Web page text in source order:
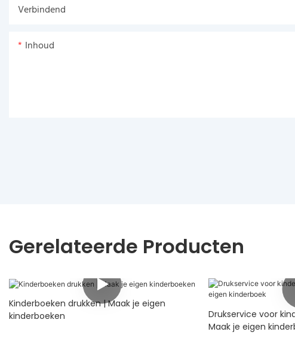
Verbindend
Inhoud
Gerelateerde Producten
Kinderboeken drukken | Maak je eigen
kinderboeken
Drukservice voor
Maak je eigen